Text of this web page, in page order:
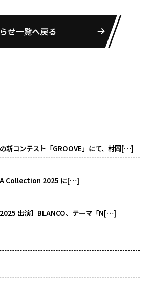
せ一覧へ戻る
の新コンテスト「GROOVE」にて、村岡[…]
Collection 2025 に[…]
2025 出演】BLANCO、テーマ「N[…]